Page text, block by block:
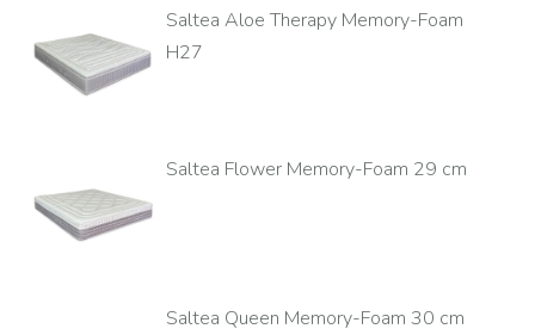
Saltea Aloe Therapy Memory-Foam
H27
Saltea Flower Memory-Foam 29 cm
Saltea Queen Memory-Foam 30 cm